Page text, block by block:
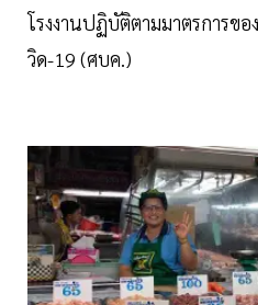
โรงงานปฏิบัติตามมาตรการข
วิด-19 (ศบค.)